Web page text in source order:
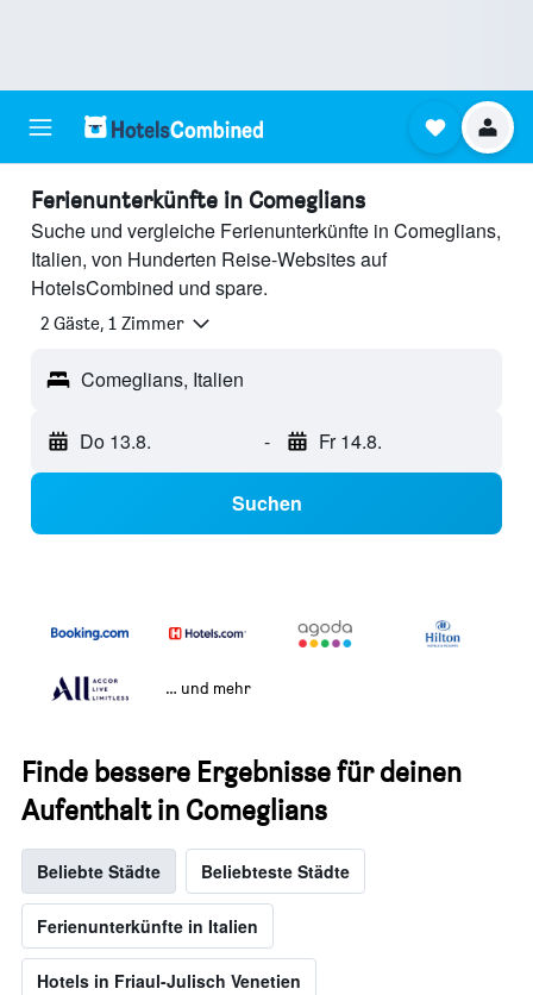
Ferienunterkünfte in Comeglians
Suche und vergleiche Ferienunterkünfte in Comeglians,
Italien, von Hunderten Reise-Websites auf
HotelsCombined und spare.
2 Gäste, 1 Zimmer
Comeglians, Italien
Do 13.8. - Fr 14.8.
Suchen
… und mehr
Finde bessere Ergebnisse für deinen
Aufenthalt in Comeglians
Beliebte Städte Beliebteste Städte
Ferienunterkünfte in Italien
Hotels in Friaul-Julisch Venetien